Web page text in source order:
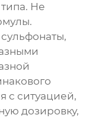
типа. Не
с ситуацией,
дозировку,